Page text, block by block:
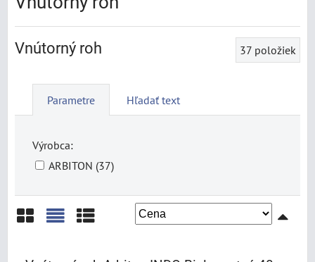
Vnútorný roh 37 položiek
Parametre Hľadať text
Výrobca:
ARBITON (37)